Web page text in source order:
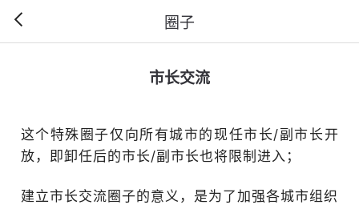
圈子
市长交流
这个特殊圈子仅向所有城市的现任市长/副市长开
放，即卸任后的市长/副市长也将限制进入；
建立市长交流圈子的意义，是为了加强各城市组织